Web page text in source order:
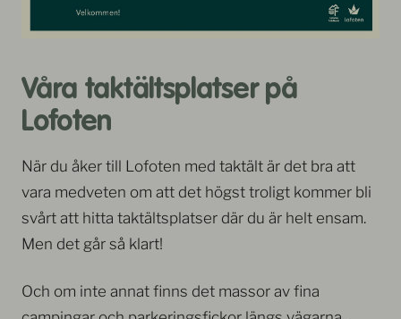
Våra taktältsplatser på
Lofoten
När du åker till Lofoten med taktält är det bra att
vara medveten om att det högst troligt kommer bli
svårt att hitta taktältsplatser där du är helt ensam.
Men det går så klart!
Och om inte annat finns det massor av fina